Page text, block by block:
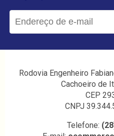
Rodovia Engenheiro
Cachoeiro de
CEP
CNPJ
Telefone: